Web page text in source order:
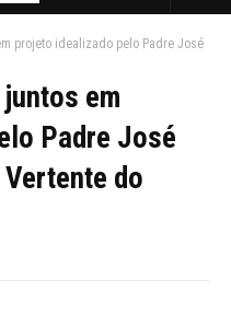
projeto idealizado pelo Padre José
em
Padre José
do